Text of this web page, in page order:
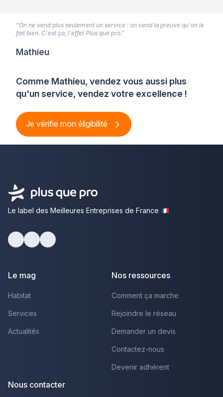
Comme Mathieu, vendez vous aussi plus
qu'un service, vendez votre excellence !
Je vérifie mon éligibilité
“On ne vend plus seulement un service : on vend la preuve qu'on le
fait bien. C'est ça, l'effet Plus que pro.”
Mathieu
Le label des Meilleures Entreprises de France
Le mag
Habitat
Services
Actualités
Nos ressources
Comment ça marche
Rejoindre le réseau
Demander un devis
Contactez-nous
Devenir adhérent
Nous contacter